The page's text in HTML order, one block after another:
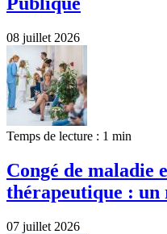
08 juillet 2026
Temps de lecture : 1 min
Congé de maladie
thérapeutique : un
07 juillet 2026